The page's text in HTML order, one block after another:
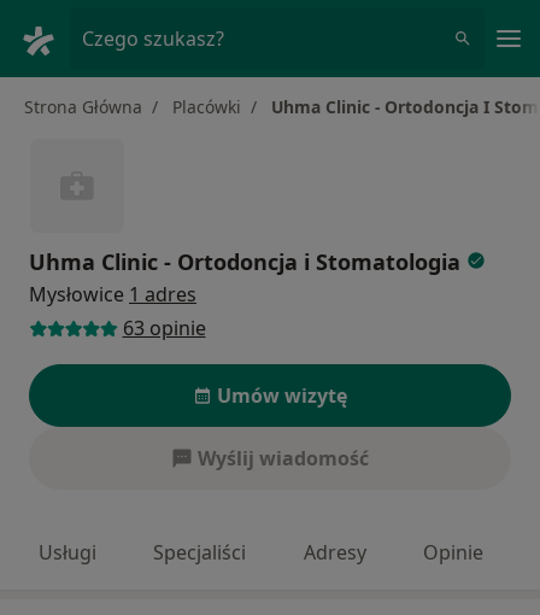
Czego szukasz?
Strona Główna Placówki Uhma Clinic - Ortodoncja I
Uhma Clinic - Ortodoncja i Stomatologia
Mysłowice 1 adres
63 opinie
Umów wizytę
Wyślij wiadomość
Usługi Specjaliści Adresy Opinie